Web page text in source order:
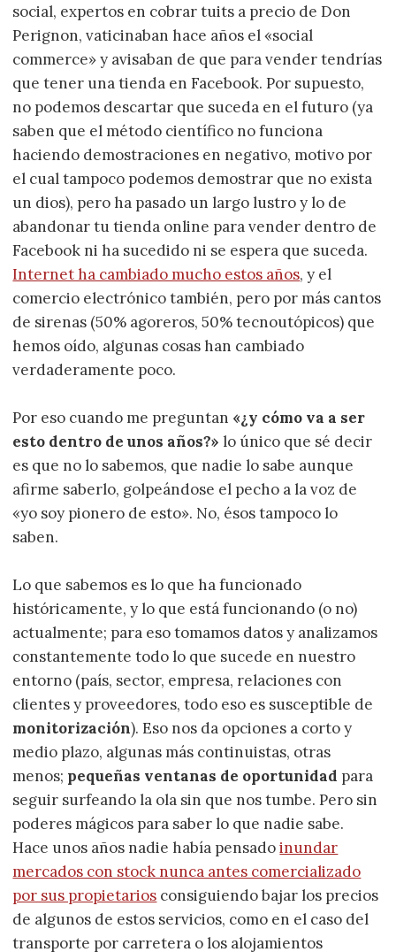
social, expertos en cobrar tuits a precio de Don
Perignon, vaticinaban hace años el «social
commerce» y avisaban de que para vender tendrías
que tener una tienda en Facebook. Por supuesto,
no podemos descartar que suceda en el futuro (ya
saben que el método científico no funciona
haciendo demostraciones en negativo, motivo por
el cual tampoco podemos demostrar que no exista
un dios), pero ha pasado un largo lustro y lo de
abandonar tu tienda online para vender dentro de
Facebook ni ha sucedido ni se espera que suceda.
Internet ha cambiado mucho estos años, y el
comercio electrónico también, pero por más cantos
de sirenas (50% agoreros, 50% tecnoutópicos) que
hemos oído, algunas cosas han cambiado
verdaderamente poco.
Por eso cuando me preguntan «¿y cómo va a ser
esto dentro de unos años?» lo único que sé decir
es que no lo sabemos, que nadie lo sabe aunque
afirme saberlo, golpeándose el pecho a la voz de
«yo soy pionero de esto». No, ésos tampoco lo
saben.
Lo que sabemos es lo que ha funcionado
históricamente, y lo que está funcionando (o no)
actualmente; para eso tomamos datos y analizamos
constantemente todo lo que sucede en nuestro
entorno (país, sector, empresa, relaciones con
clientes y proveedores, todo eso es susceptible de
monitorización). Eso nos da opciones a corto y
medio plazo, algunas más continuistas, otras
menos; pequeñas ventanas de oportunidad para
seguir surfeando la ola sin que nos tumbe. Pero sin
poderes mágicos para saber lo que nadie sabe.
Hace unos años nadie había pensadoinundar
mercados con stock nunca antes comercializado
por sus propietarios consiguiendo bajar los precios
de algunos de estos servicios, como en el caso del
transporte por carretera o los alojamientos